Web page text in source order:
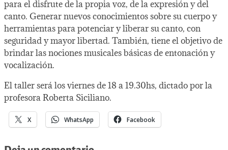
para el disfrute de la propia voz, de la expresión y del
canto. Generar nuevos conocimientos sobre su cuerpo y
herramientas para potenciar y liberar su canto, con
seguridad y mayor libertad. También, tiene el objetivo de
brindar las nociones musicales básicas de entonación y
vocalización.
El taller será los viernes de 18 a 19.30hs, dictado por la
profesora Roberta Siciliano.
X WhatsApp Facebook